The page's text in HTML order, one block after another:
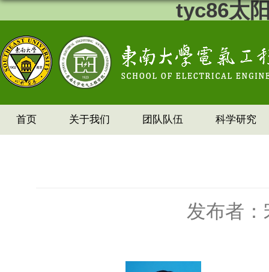
tyc86太
首页 关于我们 团队队伍 科学研究
发布者：